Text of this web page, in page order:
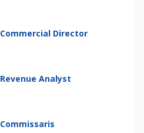
Commercial Director
Revenue Analyst
Commissaris